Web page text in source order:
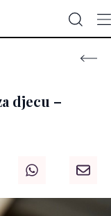
djecu –